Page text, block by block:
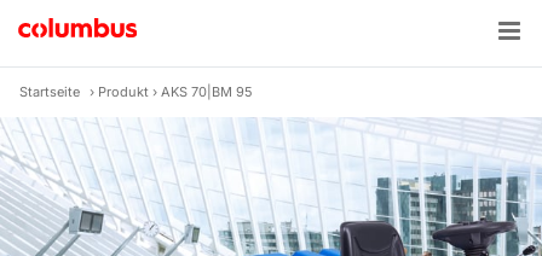
Inhalt
springen
Startseite › Produkt › AKS 70|BM 95